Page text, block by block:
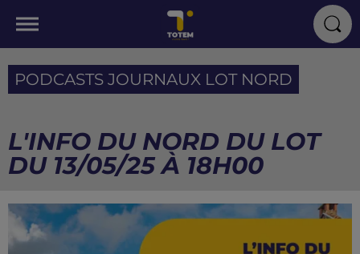
PODCASTS JOURNAUX LOT NORD
L'INFO DU NORD DU LOT
DU 13/05/25 À 18H00